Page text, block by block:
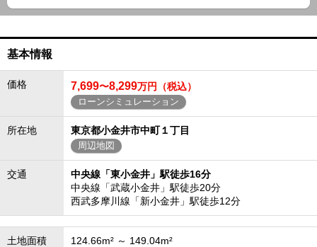
基本情報
価格 7,699〜8,299万円（税込）
ローンシミュレーション
所在地 東京都小金井市中町１丁目
周辺地図
交通
中央線「東小金井」駅徒歩16分
中央線「武蔵小金井」駅徒歩20分
西武多摩川線「新小金井」駅徒歩12分
土地面積 124.66m² ～ 149.04m²